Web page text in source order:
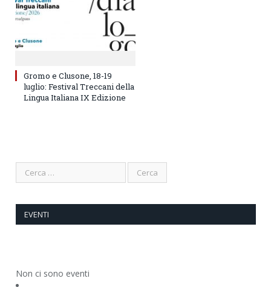
Gromo e Clusone, 18-19
luglio: Festival Treccani della
Lingua Italiana IX Edizione
EVENTI
Non ci sono eventi